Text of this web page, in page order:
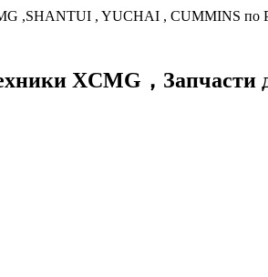
,SHANTUI , YUCHAI , CUMMINS по
XCMG， Запчасти